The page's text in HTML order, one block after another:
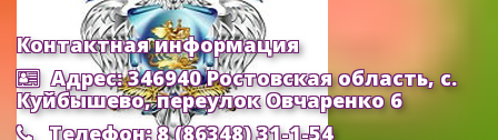
Контактная информация
Адрес: 346940 Ростовская область, с.
Куйбышево, переулок Овчаренко 6
Телефон: 8 (86348) 31-1-54